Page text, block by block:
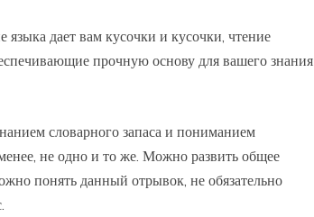
дает вам кусочки и кусочки, чтение
прочную основу для вашего знания
словарного запаса и пониманием
не одно и то же. Можно развить общее
понять данный отрывок, не обязательно